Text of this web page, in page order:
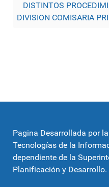
DISTINTOS
DIVISION COMISARIA
Pagina Desarrollada por
Tecnologías de la
dependiente de la
Planificación y Desarrollo.